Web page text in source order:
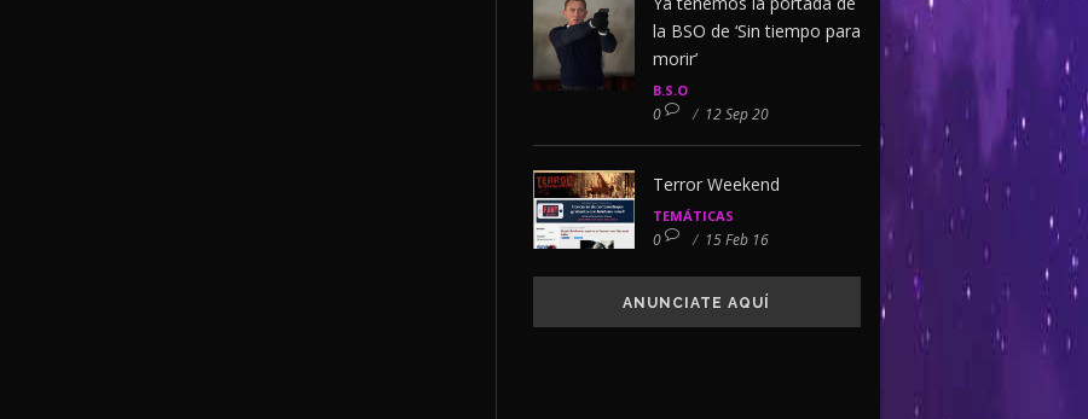
la BSO de ‘Sin tiempo para
morir’
B.S.O
0 / 12 Sep 20
Terror Weekend
TEMÁTICAS
0 / 15 Feb 16
ANUNCIATE AQUÍ